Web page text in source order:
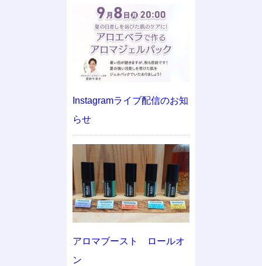
Instagramライブ配信のお知
らせ
アロマブースト ロールオ
ン